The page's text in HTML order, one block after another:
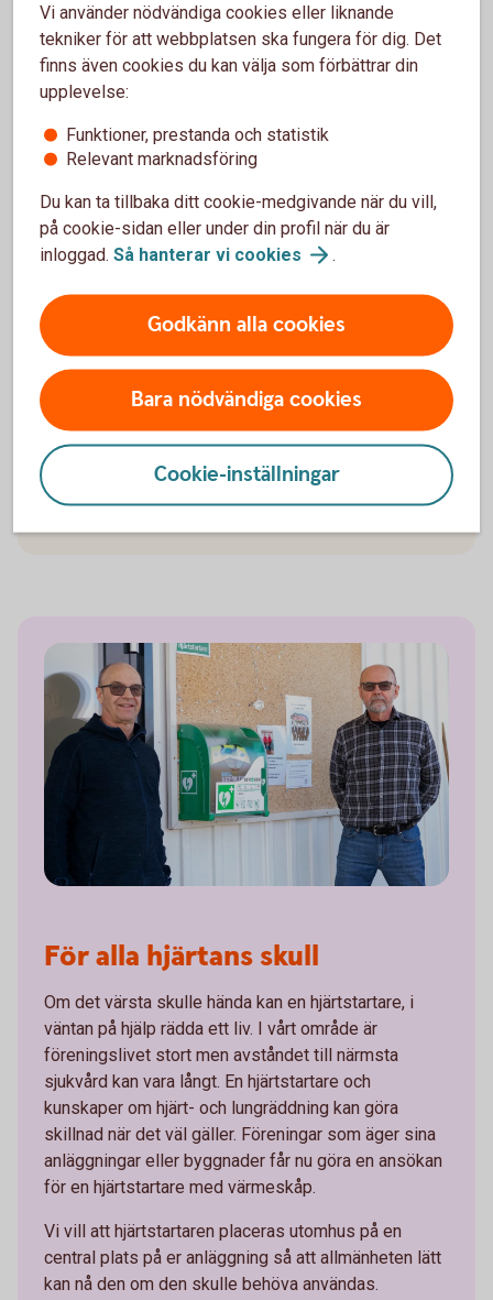
Läs mer Sparbanken Horse Arena
Vilan-portal-Axvallagatan
Fritidsområdet Vilan
Utvecklingen av Vilans fritidsområden har många
syften. Det breddar föreningarnas verksamhet med
möjlighet till större arrangemang i Skara.
För alla hjärtans skull
Om det värsta skulle hända kan en hjärtstartare, i
väntan på hjälp rädda ett liv. I vårt område är
föreningslivet stort men avståndet till närmsta
sjukvård kan vara långt. En hjärtstartare och
kunskaper om hjärt- och lungräddning kan göra
skillnad när det väl gäller. Föreningar som äger sina
anläggningar eller byggnader får nu göra en ansökan
för en hjärtstartare med värmeskåp.
Vi vill att hjärtstartaren placeras utomhus på en
central plats på er anläggning så att allmänheten lätt
kan nå den om den skulle behöva användas.
Vi använder nödvändiga cookies eller liknande
tekniker för att webbplatsen ska fungera för dig. Det
finns även cookies du kan välja som förbättrar din
upplevelse:
Funktioner, prestanda och statistik
Relevant marknadsföring
Du kan ta tillbaka ditt cookie-medgivande när du vill,
på cookie-sidan eller under din profil när du är
inloggad. Så hanterar vi cookies .
Godkänn alla cookies
Bara nödvändiga cookies
Cookie-inställningar